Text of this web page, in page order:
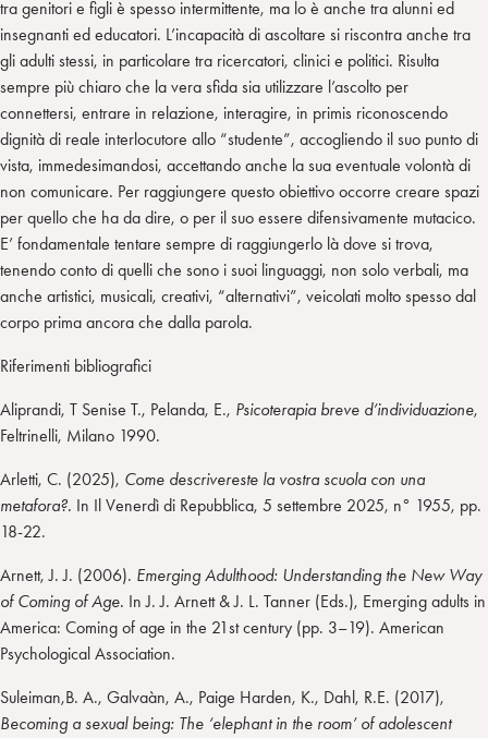
tra genitori e figli è spesso intermittente, ma lo è anche tra alunni ed
insegnanti ed educatori. L’incapacità di ascoltare si riscontra anche tra
gli adulti stessi, in particolare tra ricercatori, clinici e politici. Risulta
sempre più chiaro che la vera sfida sia utilizzare l’ascolto per
connettersi, entrare in relazione, interagire, in primis riconoscendo
dignità di reale interlocutore allo “studente”, accogliendo il suo punto di
vista, immedesimandosi, accettando anche la sua eventuale volontà di
non comunicare. Per raggiungere questo obiettivo occorre creare spazi
per quello che ha da dire, o per il suo essere difensivamente mutacico.
E’ fondamentale tentare sempre di raggiungerlo là dove si trova,
tenendo conto di quelli che sono i suoi linguaggi, non solo verbali, ma
anche artistici, musicali, creativi, “alternativi”, veicolati molto spesso dal
corpo prima ancora che dalla parola.
Riferimenti bibliografici
Aliprandi, T Senise T., Pelanda, E., Psicoterapia breve d’individuazione,
Feltrinelli, Milano 1990.
Arletti, C. (2025), Come descrivereste la vostra scuola con una
metafora?. In Il Venerdì di Repubblica, 5 settembre 2025, n° 1955, pp.
18-22.
Arnett, J. J. (2006). Emerging Adulthood: Understanding the New Way
of Coming of Age. In J. J. Arnett & J. L. Tanner (Eds.), Emerging adults in
America: Coming of age in the 21st century (pp. 3–19). American
Psychological Association.
Suleiman,B. A., Galvaàn, A., Paige Harden, K., Dahl, R.E. (2017),
Becoming a sexual being: The ‘elephant in the room’ of adolescent